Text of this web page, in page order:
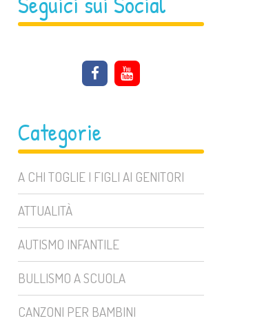
Categorie
A CHI TOGLIE I FIGLI AI GENITORI
ATTUALITÀ
AUTISMO INFANTILE
BULLISMO A SCUOLA
CANZONI PER BAMBINI